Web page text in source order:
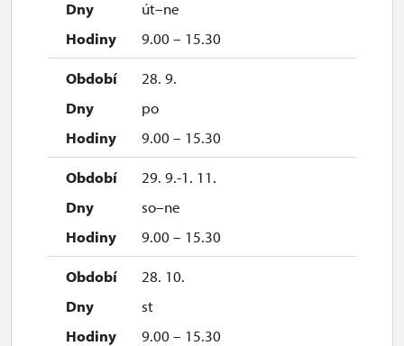
út–ne
9.00 – 15.30
28. 9.
po
9.00 – 15.30
29. 9.-1. 11.
so–ne
9.00 – 15.30
28. 10.
st
9.00 – 15.30